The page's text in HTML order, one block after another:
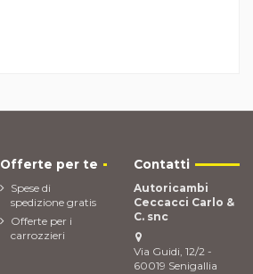
Offerte per te
Spese di
spedizione gratis
Offerte per i
carrozzieri
Contatti
Autoricambi
Ceccacci Carlo &
C. snc
Via Guidi, 12/2 -
60019 Senigallia